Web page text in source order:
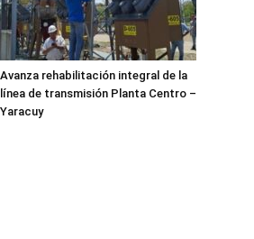
Avanza rehabilitación integral de la
línea de transmisión Planta Centro –
Yaracuy